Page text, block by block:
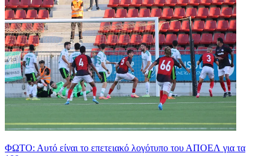
ΦΩΤΟ: Αυτό είναι το επετειακό λογότυπο του ΑΠΟΕΛ για τα